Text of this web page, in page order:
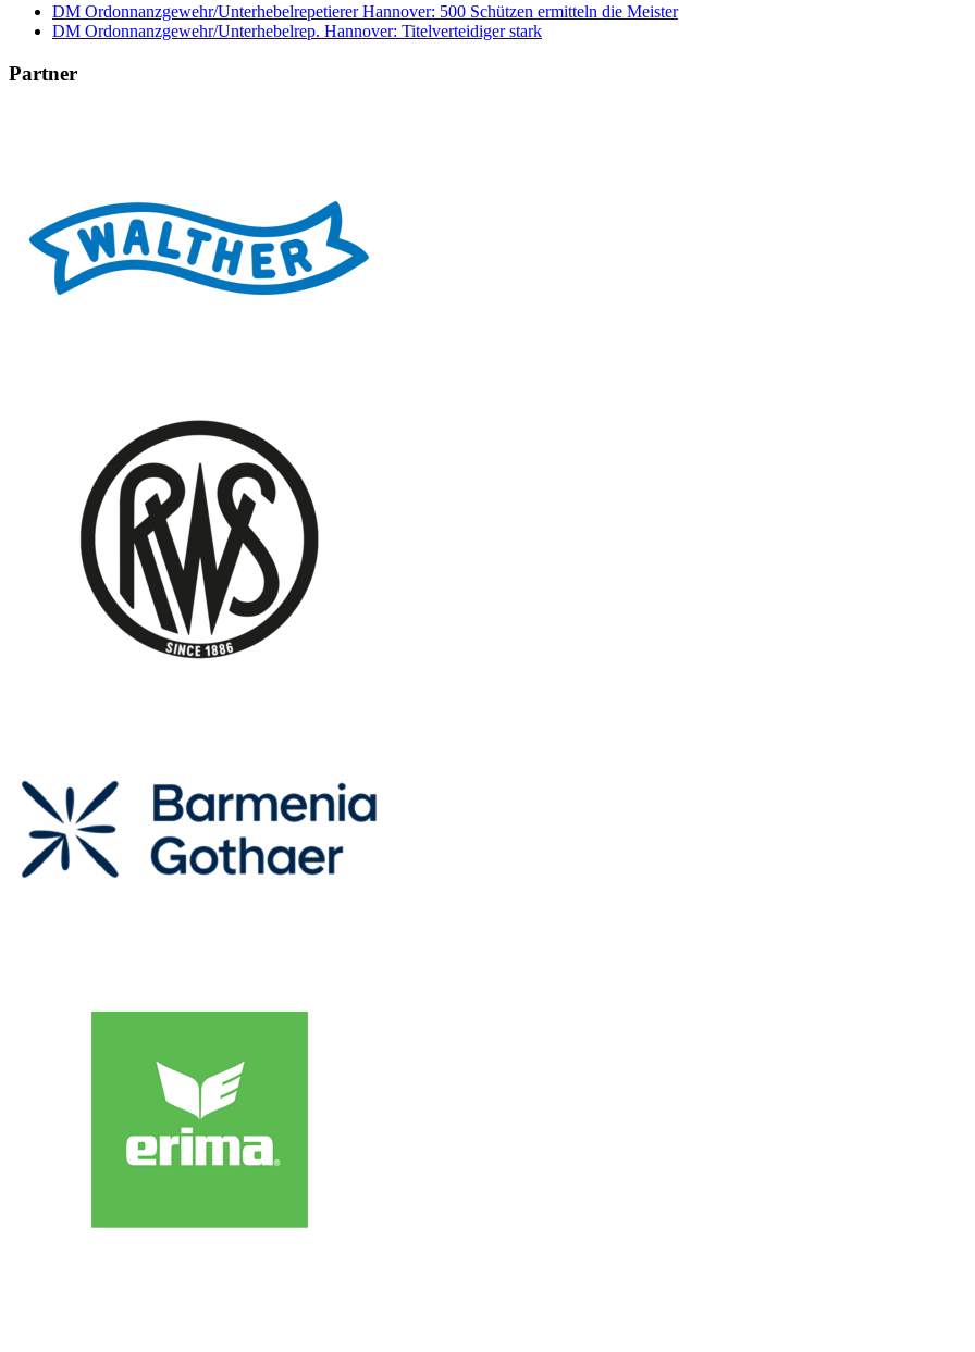
DM Ordonnanzgewehr/Unterhebelrepetierer Hannover: 500 Schützen ermitteln die Meister
DM Ordonnanzgewehr/Unterhebelrep. Hannover: Titelverteidiger stark
Partner